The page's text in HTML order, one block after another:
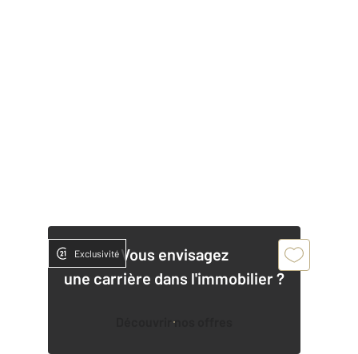
Vous envisagez
une carrière dans l'immobilier ?
Découvrir nos offres
Exclusivité